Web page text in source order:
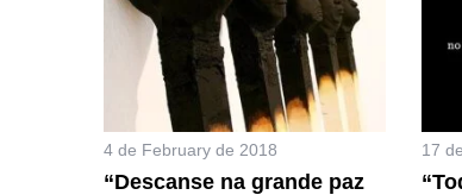
4 de February de 2018
“Descanse na grande paz
17